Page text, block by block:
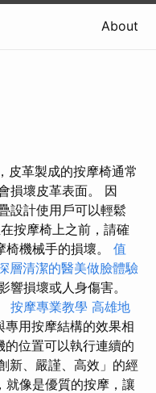
About
皮革製成的按摩椅通常
損壞皮革表面。 因
設計使用戶可以輕鬆
按摩椅上之前，請確
機械手的損壞。 值
層清潔的醫美做臉體驗
損壞或人身傷害。
按摩專業教學 高雄地
用按摩結構的效果相
位置可以執行連續的
新、嚴謹、高效」的經
就像是優質的按摩，讓